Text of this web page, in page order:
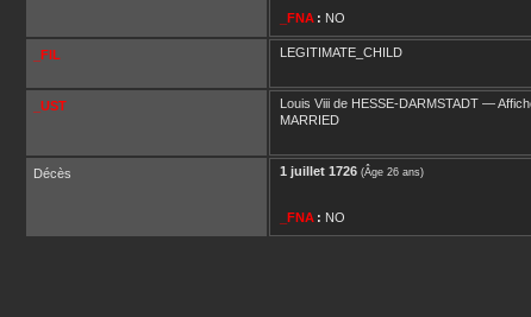
_FNA : NO
_FIL LEGITIMATE_CHILD
_UST Louis Viii de HESSE-DARMSTADT —
MARRIED
Décès 1 juillet 1726 (Âge 26 ans)
_FNA : NO